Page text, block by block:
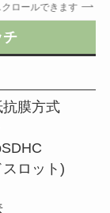
クロールできます
チ
膜方式
ロット)